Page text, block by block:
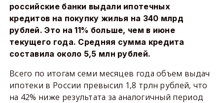
российские банки выдали ипотечных
кредитов на покупку жилья на 340 млрд
рублей. Это на 11% больше, чем в июне
текущего года. Средняя сумма кредита
составила около 5,5 млн рублей.
Всего по итогам семи месяцев года объем выдач
ипотеки в России превысил 1,8 трлн рублей, что
на 42% ниже результата за аналогичный период